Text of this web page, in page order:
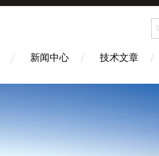
新闻中心 技术文章